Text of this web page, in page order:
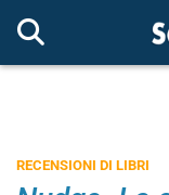
RECENSIONI DI LIBRI